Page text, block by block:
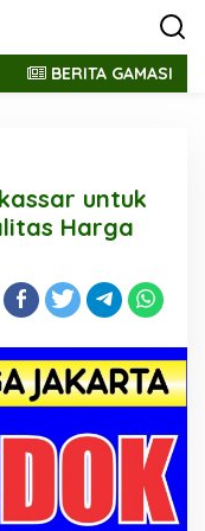
BERITA GAMASI
untuk
Harga